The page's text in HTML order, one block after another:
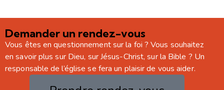
Demander un rendez-vous
Vous êtes en questionnement sur la foi ? Vous souhaitez
en savoir plus sur Dieu, sur Jésus-Christ, sur la Bible ? Un
responsable de l’église se fera un plaisir de vous aider.